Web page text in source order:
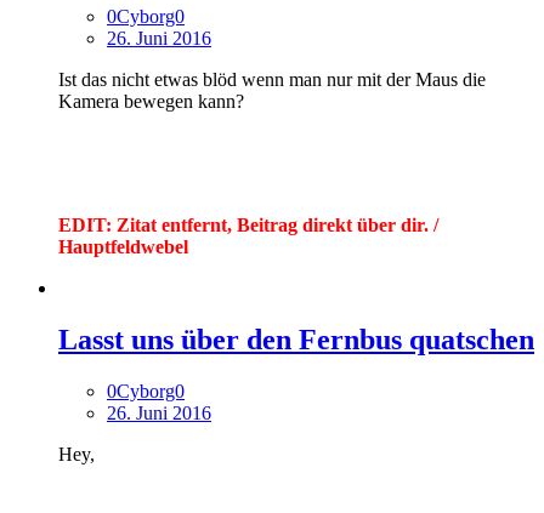
0Cyborg0
26. Juni 2016
Ist das nicht etwas blöd wenn man nur mit der Maus die
Kamera bewegen kann?
EDIT: Zitat entfernt, Beitrag direkt über dir. /
Hauptfeldwebel
Lasst uns über den Fernbus quatschen
0Cyborg0
26. Juni 2016
Hey,